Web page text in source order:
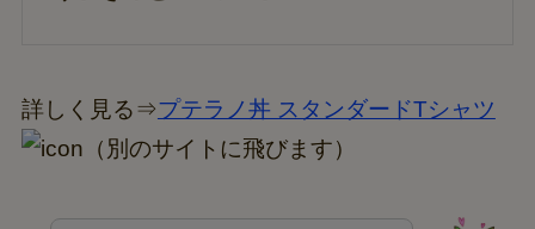
詳しく見る⇒プテラノ丼 スタンダードTシャツ
（別のサイトに飛びます）